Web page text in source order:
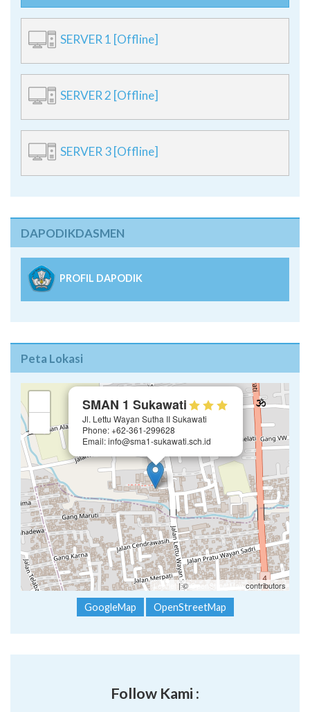
SERVER 1 [Offline]
SERVER 2 [Offline]
SERVER 3 [Offline]
DAPODIKDASMEN
PROFIL DAPODIK
Peta Lokasi
SMAN 1 Sukawati
Jl. Lettu Wayan Sutha II Sukawati
Phone: +62-361-299628
Email: info@sma1-sukawati.sch.id
Leaflet | ©OpenStreetMap contributors
GoogleMap OpenStreetMap
Follow Kami :